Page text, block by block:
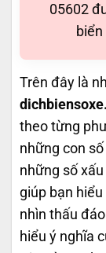
05602
biển
Trên đây là
theo từng
những con
những số
giúp bạn
nhìn thấu
hiểu ý nghĩa